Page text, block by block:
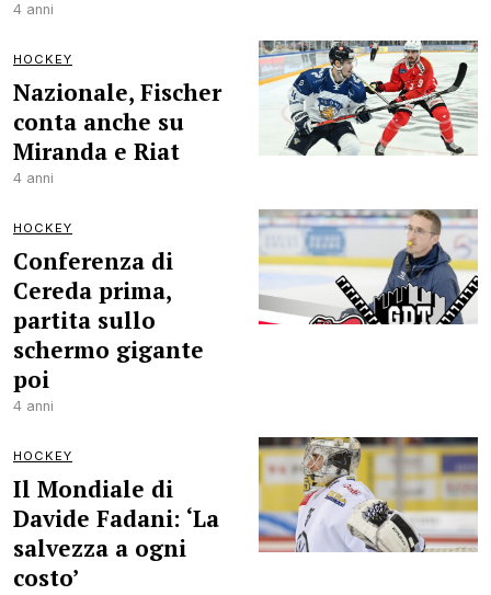
4 anni
HOCKEY
Nazionale, Fischer
conta anche su
Miranda e Riat
4 anni
HOCKEY
Conferenza di
Cereda prima,
partita sullo
schermo gigante
poi
4 anni
HOCKEY
Il Mondiale di
Davide Fadani: ‘La
salvezza a ogni
costo’